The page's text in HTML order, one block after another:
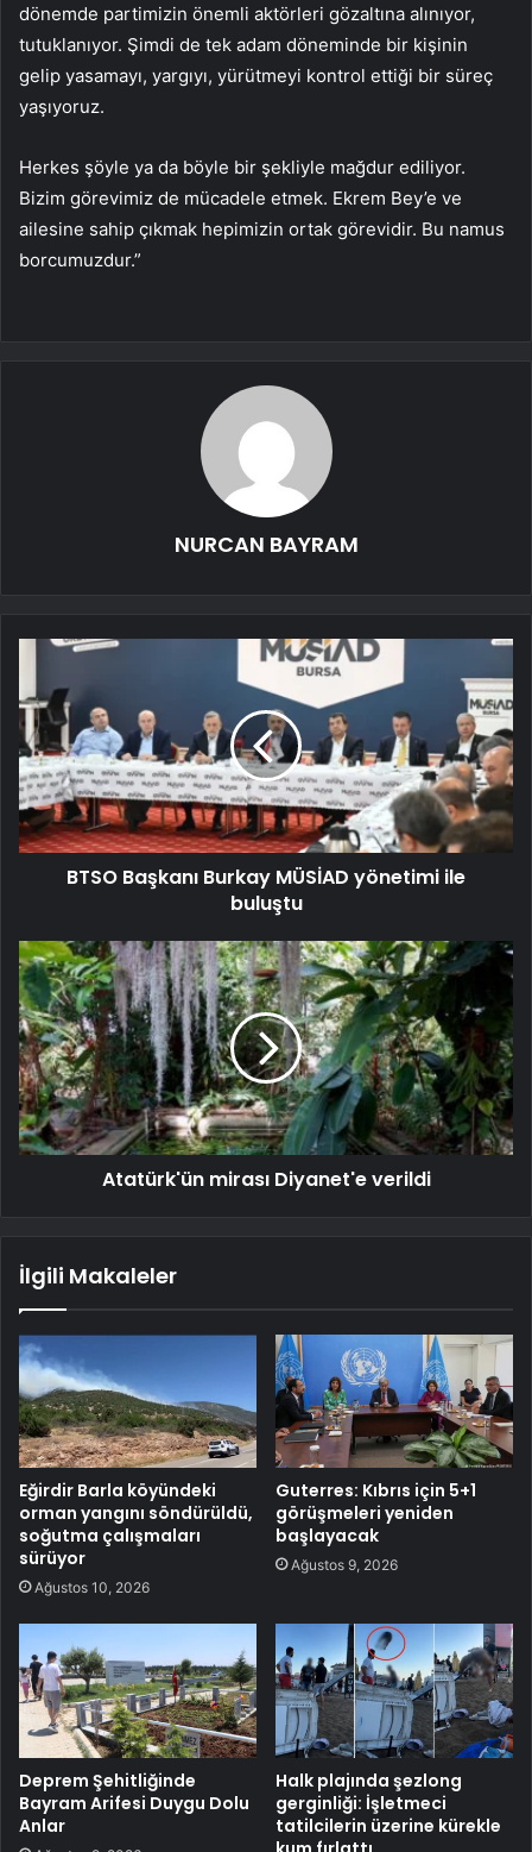
dönemde partimizin önemli aktörleri gözaltına alınıyor,
tutuklanıyor. Şimdi de tek adam döneminde bir kişinin
gelip yasamayı, yargıyı, yürütmeyi kontrol ettiği bir süreç
yaşıyoruz.
Herkes şöyle ya da böyle bir şekliyle mağdur ediliyor.
Bizim görevimiz de mücadele etmek. Ekrem Bey’e ve
ailesine sahip çıkmak hepimizin ortak görevidir. Bu namus
borcumuzdur.”
NURCAN BAYRAM
BTSO Başkanı Burkay MÜSİAD yönetimi ile
buluştu
Atatürk'ün mirası Diyanet'e verildi
İlgili Makaleler
Eğirdir Barla köyündeki
orman yangını söndürüldü,
soğutma çalışmaları
sürüyor
Ağustos 10, 2026
Guterres: Kıbrıs için 5+1
görüşmeleri yeniden
başlayacak
Ağustos 9, 2026
Deprem Şehitliğinde
Bayram Arifesi Duygu Dolu
Anlar
Halk plajında şezlong
gerginliği: İşletmeci
tatilcilerin üzerine kürekle